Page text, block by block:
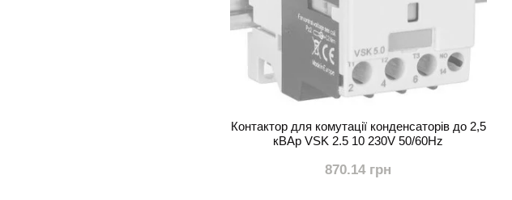
Контактор для комутації конденсаторів до 2,5
кВАр VSK 2.5 10 230V 50/60Hz
870.14 грн